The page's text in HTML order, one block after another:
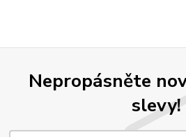
Nepropásněte
slevy!